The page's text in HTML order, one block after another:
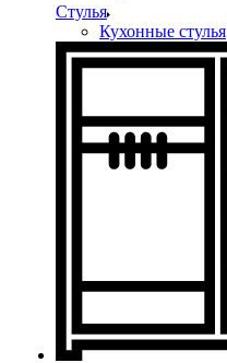
Стулья
Кухонные стулья